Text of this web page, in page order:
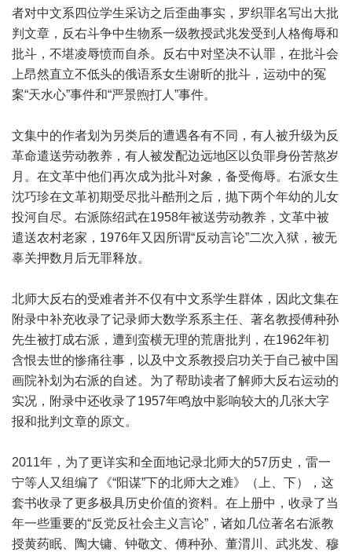
者对中文系四位学生采访之后歪曲事实，罗织罪名写出大批
判文章，反右斗争中生物系一级教授武兆发受到人格侮辱和
批斗，不堪凌辱愤而自杀。反右中对坚决不认罪，在批斗会
上昂然直立不低头的俄语系女生谢昕的批斗，运动中的冤
案“天水心”事件和“严景煦打人”事件。
文集中的作者划为另类后的遭遇各有不同，有人被升级为反
革命遣送劳动教养，有人被发配边远地区以负罪身份苦熬岁
月。在文革中他们再次成为批斗对象，备受侮辱。右派女生
沈巧珍在文革初期受尽批斗酷刑之后，抛下两个年幼的儿女
投河自尽。右派陈绍武在1958年被送劳动教养，文革中被
遣送农村老家，1976年又因所谓“反动言论”二次入狱，被无
辜关押数月后无罪释放。
北师大反右的受难者并不仅有中文系学生群体，因此文集在
附录中补充收录了记录师大数学系系主任、著名教授傅种孙
先生被打成右派，遭到蛮横无理的荒唐批判，在1962年初
含恨去世的惨痛往事，以及中文系教授启功关于自己被中国
画院补划为右派的自述。为了帮助读者了解师大反右运动的
实况，附录中还收录了1957年鸣放中影响较大的几张大字
报和批判文章的原文。
2011年，为了更详实和全面地记录北师大的57历史，雷一
宁等人又组编了《“阳谋”下的北师大之难》（上、下），这
套书收录了更多极具历史价值的资料。在上册中，收录了当
年一些重要的“反党反社会主义言论”，诸如几位著名右派教
授黄药眠、陶大镛、钟敬文、傅种孙、董渭川、武兆发、穆